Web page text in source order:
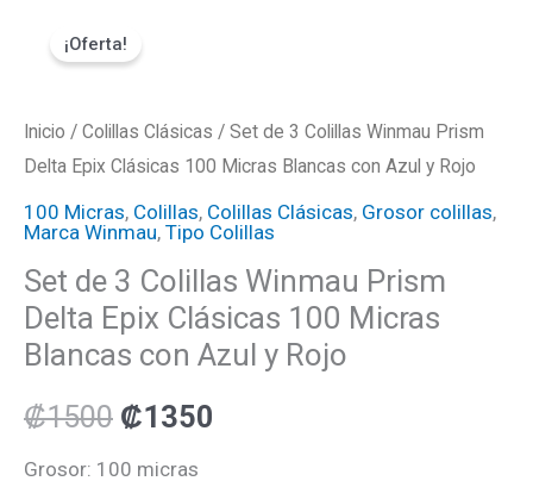
¡Oferta!
Inicio / Colillas Clásicas / Set de 3 Colillas Winmau Prism
Delta Epix Clásicas 100 Micras Blancas con Azul y Rojo
100 Micras, Colillas, Colillas Clásicas, Grosor colillas,
Marca Winmau, Tipo Colillas
Set de 3 Colillas Winmau Prism
Delta Epix Clásicas 100 Micras
Blancas con Azul y Rojo
₡1500
original
₡1500.
₡1350
actual
₡1350.
Grosor: 100 micras
Colillas
Winmau
Prism
Delta
Epix
Clásicas
100
Blancas
con